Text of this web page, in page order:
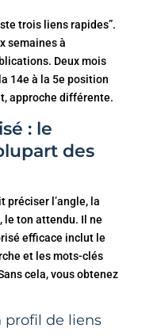
trois liens rapides”.
semaines à
Deux mois
14e à la 5e position
approche différente.
: le
des
préciser l’angle, la
le ton attendu. Il ne
efficace inclut le
et les mots-clés
cela, vous obtenez
profil de liens